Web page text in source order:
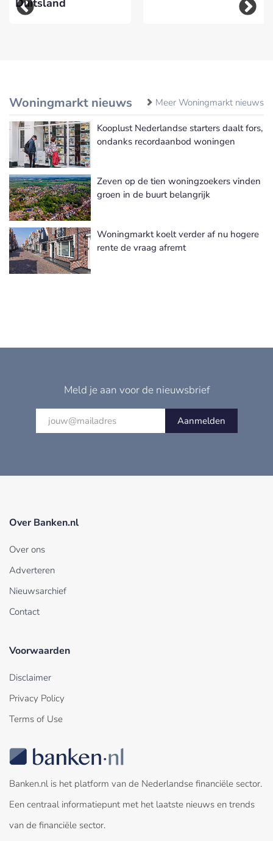
Woningmarkt nieuws Meer Woningmarkt nieuws
Kooplust Nederlandse starters daalt fors,
ondanks recordaanbod woningen
Zeven op de tien woningzoekers vinden
groen in de buurt belangrijk
Woningmarkt koelt verder af nu hogere
rente de vraag afremt
Meld je aan voor de nieuwsbrief
Aanmelden
Over Banken.nl
Over ons
Adverteren
Nieuwsarchief
Contact
Voorwaarden
Disclaimer
Privacy Policy
Terms of Use
Banken.nl is het platform van de Nederlandse financiële sector.
Een centraal informatiepunt met het laatste nieuws en trends
van de financiële sector.